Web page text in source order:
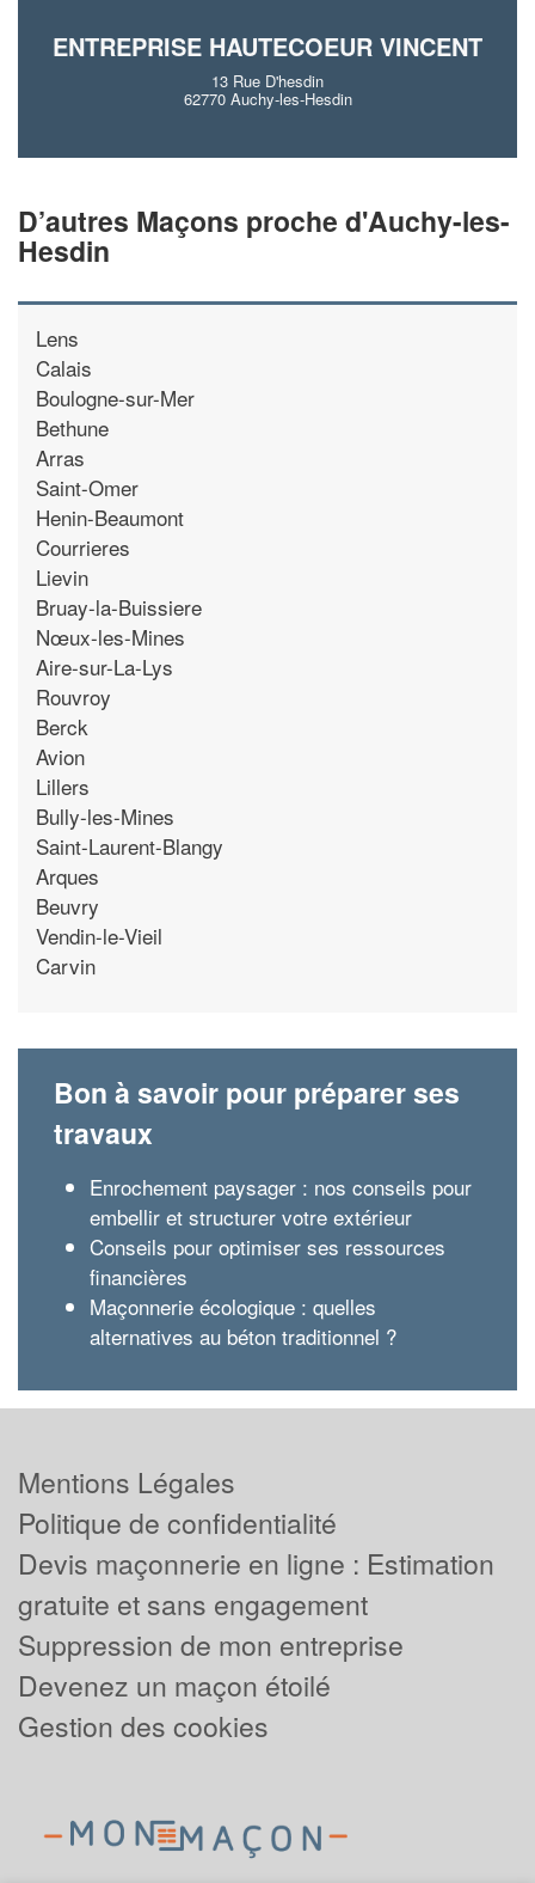
ENTREPRISE HAUTECOEUR VINCENT
13 Rue D'hesdin
62770 Auchy-les-Hesdin
D’autres Maçons proche d'Auchy-les-
Hesdin
Lens
Calais
Boulogne-sur-Mer
Bethune
Arras
Saint-Omer
Henin-Beaumont
Courrieres
Lievin
Bruay-la-Buissiere
Nœux-les-Mines
Aire-sur-La-Lys
Rouvroy
Berck
Avion
Lillers
Bully-les-Mines
Saint-Laurent-Blangy
Arques
Beuvry
Vendin-le-Vieil
Carvin
Bon à savoir pour préparer ses
travaux
Enrochement paysager : nos conseils pour
embellir et structurer votre extérieur
Conseils pour optimiser ses ressources
financières
Maçonnerie écologique : quelles
alternatives au béton traditionnel ?
Mentions Légales
Politique de confidentialité
Devis maçonnerie en ligne : Estimation
gratuite et sans engagement
Suppression de mon entreprise
Devenez un maçon étoilé
Gestion des cookies